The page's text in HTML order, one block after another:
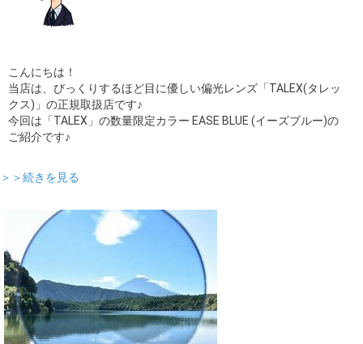
こんにちは！
当店は、びっくりするほど目に優しい偏光レンズ「TALEX(タレッ
クス)」の正規取扱店です♪
今回は「TALEX」の数量限定カラー EASE BLUE (イーズブルー)の
ご紹介です♪
＞＞続きを見る